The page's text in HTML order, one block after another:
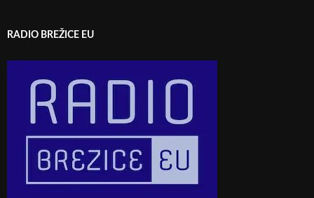
RADIO BREŽICE EU